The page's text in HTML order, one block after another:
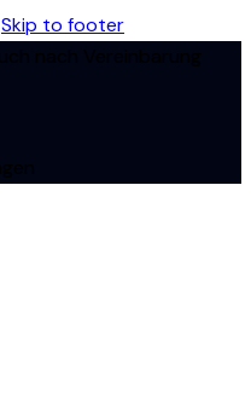
Skip to footer